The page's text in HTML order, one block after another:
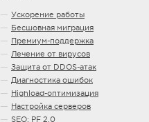
Ускорение работы
Бесшовная миграция
Премиум-поддержка
Лечение от вирусов
Защита от DDOS-атак
Диагностика ошибок
Highload-оптимизация
Настройка серверов
SEO: PF 2.0